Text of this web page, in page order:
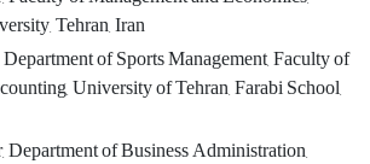
Tehran, Iran
of Sports Management, Faculty of
University of Tehran, Farabi School,
Department of Business Administration,